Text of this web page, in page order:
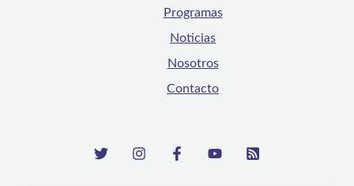
Programas
Noticias
Nosotros
Contacto